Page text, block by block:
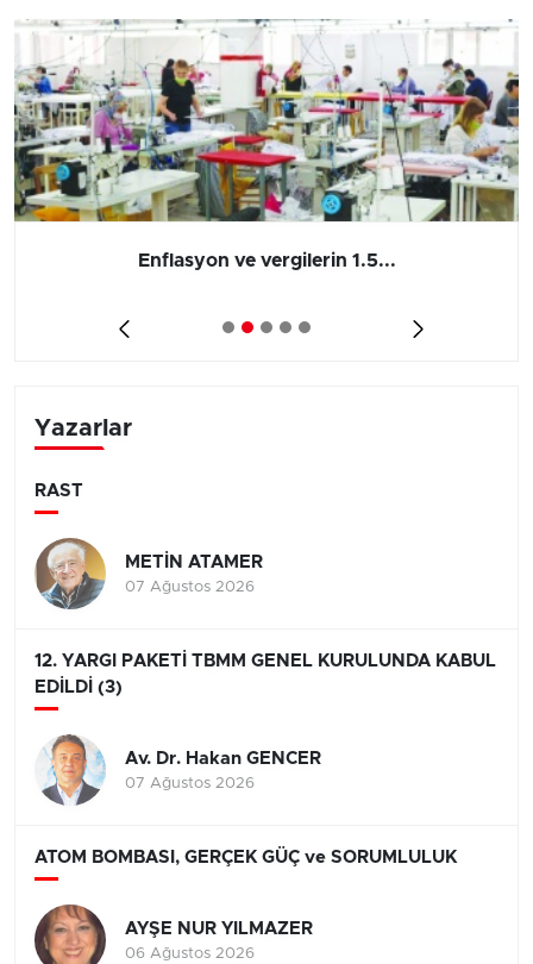
Enflasyon ve vergilerin 1.5...
Yazarlar
RAST
METİN ATAMER
07 Ağustos 2026
12. YARGI PAKETİ TBMM GENEL KURULUNDA KABUL
EDİLDİ (3)
Av. Dr. Hakan GENCER
07 Ağustos 2026
ATOM BOMBASI, GERÇEK GÜÇ ve SORUMLULUK
AYŞE NUR YILMAZER
06 Ağustos 2026